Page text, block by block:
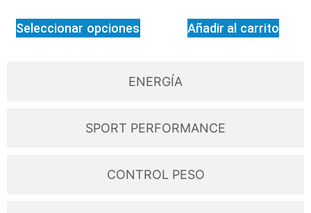
ENERGÍA
SPORT PERFORMANCE
CONTROL PESO
Seleccionar opciones Añadir al carrito